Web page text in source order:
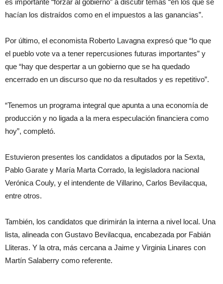
es importante “forzar al gobierno” a discutir temas “en los que se
hacían los distraídos como en el impuestos a las ganancias”.
Por último, el economista Roberto Lavagna expresó que “lo que
el pueblo vote va a tener repercusiones futuras importantes” y
que “hay que despertar a un gobierno que se ha quedado
encerrado en un discurso que no da resultados y es repetitivo”.
“Tenemos un programa integral que apunta a una economía de
producción y no ligada a la mera especulación financiera como
hoy”, completó.
Estuvieron presentes los candidatos a diputados por la Sexta,
Pablo Garate y María Marta Corrado, la legisladora nacional
Verónica Couly, y el intendente de Villarino, Carlos Bevilacqua,
entre otros.
También, los candidatos que dirimirán la interna a nivel local. Una
lista, alineada con Gustavo Bevilacqua, encabezada por Fabián
Lliteras. Y la otra, más cercana a Jaime y Virginia Linares con
Martín Salaberry como referente.